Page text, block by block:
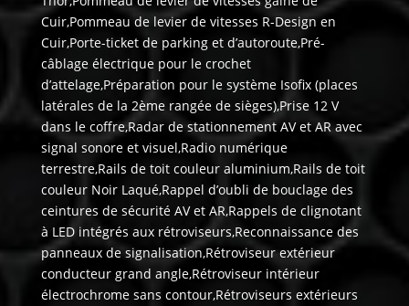
Cuir,Pommeau de levier de vitesses R-Design en
Cuir,Porte-ticket de parking et d’autoroute,Pré-
câblage électrique pour le crochet
d’attelage,Préparation pour le système Isofix (places
latérales de la 2ème rangée de sièges),Prise 12 V
dans le coffre,Radar de stationnement AV et AR avec
signal sonore et visuel,Radio numérique
terrestre,Rails de toit couleur aluminium,Rails de toit
couleur Noir Laqué,Rappel d’oubli de bouclage des
ceintures de sécurité AV et AR,Rappels de clignotant
à LED intégrés aux rétroviseurs,Reconnaissance des
panneaux de signalisation,Rétroviseur extérieur
conducteur grand angle,Rétroviseur intérieur
électrochrome sans contour,Rétroviseurs extérieurs